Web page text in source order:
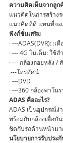
ความคิดเห็นจากลูก
แนวคิดในการสร้าง
แนวคิดที่ดี แทนที่จะ
ฟังก์ชั่นเสริม
· ---ADAS(DVR): :
· --- 4G โมเด็ม: ใช้
· --- กล้องถอยหลัง /
.---โทรทัศน์
· ---DVD
· ---360 กล้องพาโน
ADAS คืออะไร?
ADAS เป็นอุปกรณ์ง่
พร้อมกับกล้องเพื่อบั
ชิดกับรถด้านหน้ามา
นโยบายการรับประ